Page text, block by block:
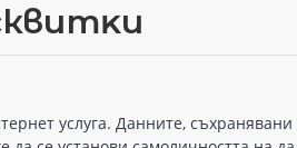
услуга. Данните, съхранявани